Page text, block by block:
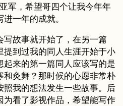
军，希望哥四个让我今年年
一年的成就。
故事就开始了，在另一篇
提到过我的同人生涯开始于小
来的第一篇同人应该写的是
和灸舞？那时候的心愿非常朴
我的想法发生一些故事。后
看了影视作品，希望能写作